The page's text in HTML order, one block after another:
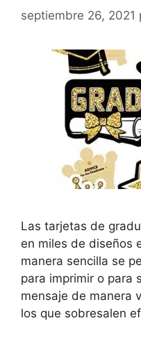
septiembre 26, 2021
Las tarjetas de
en miles de diseños
manera sencilla se
para imprimir o para
mensaje de manera
los que sobresalen